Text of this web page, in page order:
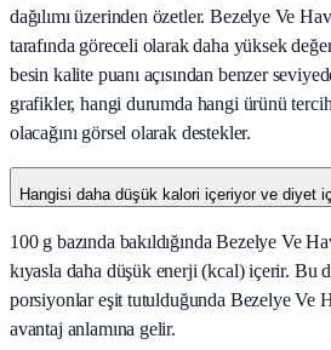
dağılımı üzerinden özetler. Bezelye Ve
tarafında göreceli olarak daha yüksek
besin kalite puanı açısından benzer
grafikler, hangi durumda hangi ürünü
olacağını görsel olarak destekler.
Hangisi daha düşük kalori içeriyor ve diyet
100 g bazında bakıldığında Bezelye Ve
kıyasla daha düşük enerji (kcal) içerir. Bu
porsiyonlar eşit tutulduğunda Bezelye Ve
avantaj anlamına gelir.